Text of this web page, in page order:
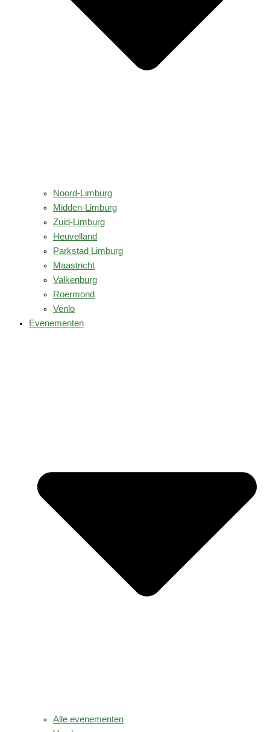
Noord-Limburg
Midden-Limburg
Zuid-Limburg
Heuvelland
Parkstad Limburg
Maastricht
Valkenburg
Roermond
Venlo
Evenementen
Alle evenementen